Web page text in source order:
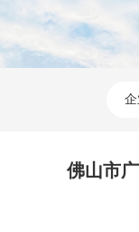
佛山市